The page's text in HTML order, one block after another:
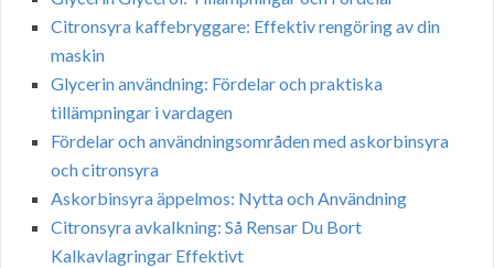
Citronsyra kaffebryggare: Effektiv rengöring av din
maskin
Glycerin användning: Fördelar och praktiska
tillämpningar i vardagen
Fördelar och användningsområden med askorbinsyra
och citronsyra
Askorbinsyra äppelmos: Nytta och Användning
Citronsyra avkalkning: Så Rensar Du Bort
Kalkavlagringar Effektivt